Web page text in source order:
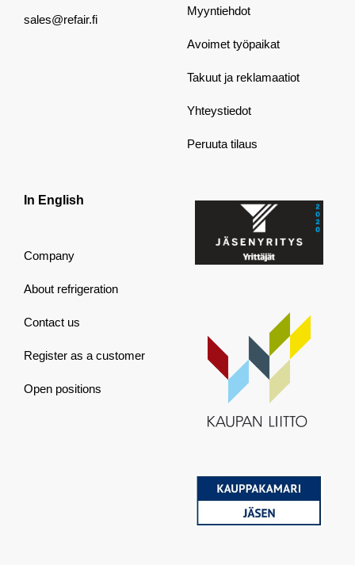
sales@refair.fi
Myyntiehdot
Avoimet työpaikat
Takuut ja reklamaatiot
Yhteystiedot
Peruuta tilaus
In English
Company
About refrigeration
Contact us
Register as a customer
Open positions